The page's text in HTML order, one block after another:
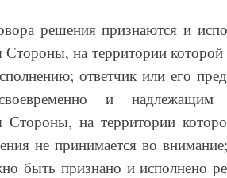
решения признаются и
на территории
ответчик или его
и
Стороны, на территории
не принимается во
быть признано и исполнено